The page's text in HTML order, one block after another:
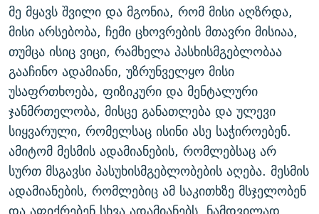
მე მყავს შვილი და მგონია, რომ მისი აღზრდა,
მისი არსებობა, ჩემი ცხოვრების მთავრი მისიაა,
თუმცა ისიც ვიცი, რამხელა პასხისმგებლობაა
გააჩინო ადამიანი, უზრუნველყო მისი
უსაფრთხოება, ფიზიკური და მენტალური
ჯანმრთელობა, მისცე განათლება და ულევი
სიყვარული, რომელსაც ისინი ასე საჭიროებენ.
ამიტომ მესმის ადამიანების, რომლებსაც არ
სურთ მსგავსი პასუხისმგებლობების აღება. მესმის
ადამიანების, რომლებიც ამ საკითხზე მსჯელობენ